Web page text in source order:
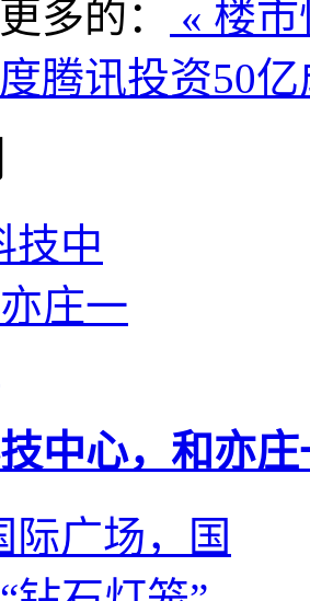
多的：
« 楼
腾讯投资50
中心，和亦